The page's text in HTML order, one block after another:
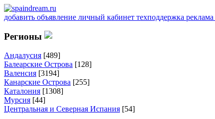
добавить объявление личный кабинет техподдержка реклама
Регионы
Андалусия [489]
Балеарские Острова [128]
Валенсия [3194]
Канарские Острова [255]
Каталония [1308]
Мурсия [44]
Центральная и Северная Испания [54]